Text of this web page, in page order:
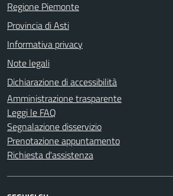
Regione Piemonte
Provincia di Asti
Informativa privacy
Note legali
Dichiarazione di accessibilità
Amministrazione trasparente
Leggi le FAQ
Segnalazione disservizio
Prenotazione appuntamento
Richiesta d'assistenza